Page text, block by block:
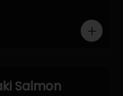
Salmon